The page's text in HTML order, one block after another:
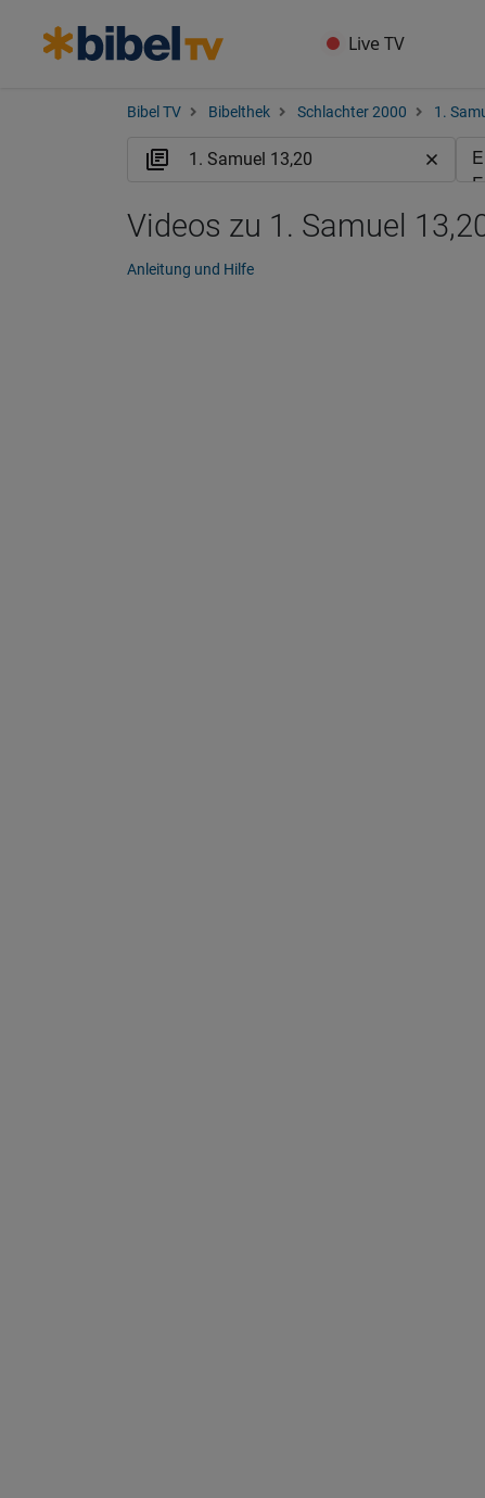
Live TV
Bibel TV Bibelthek Schlachter 2000 1.
Videos zu 1. Samuel
Anleitung und Hilfe